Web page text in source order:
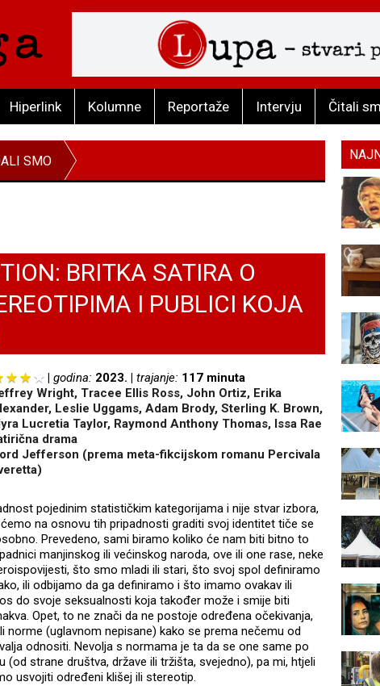
Hiperlink Kolumne Reportaže Intervju Čitali
SMO
BRITKA SATIRA O
I PUBLICI KOJA
godina: 2023. trajanje: 117 minuta
Wright, Tracee Ellis Ross, John Ortiz, Erika
Leslie Uggams, Adam Brody, Sterling K. Brown,
Lucretia Taylor, Raymond Anthony Thomas, Issa Rae
drama
Jefferson (prema meta-fikcijskom romanu Percivala
pojedinim statističkim kategorijama i nije stvar izbora,
na osnovu tih pripadnosti graditi svoj identitet tiče se
Prevedeno, sami biramo koliko će nam biti bitno to
manjinskog ili većinskog naroda, ove ili one rase, neke
što smo mladi ili stari, što svoj spol definiramo
ili odbijamo da ga definiramo i što imamo ovakav ili
do svoje seksualnosti koja također može i smije biti
Opet, to ne znači da ne postoje određena očekivanja,
norme (uglavnom nepisane) kako se prema nečemu od
odnositi. Nevolja s normama je ta da se one same po
(od strane društva, države ili tržišta, svejedno), pa mi, htjeli
usvojiti određeni klišej ili stereotip.